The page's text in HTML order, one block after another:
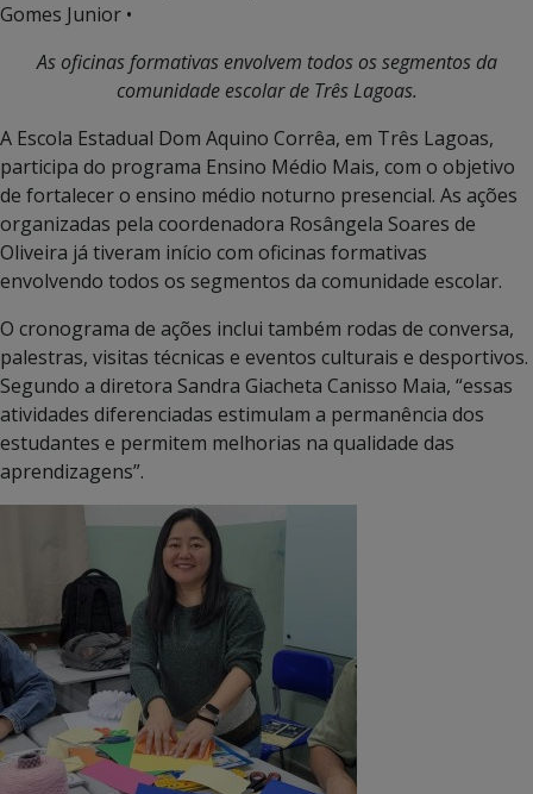
Gomes Junior •
As oficinas formativas envolvem todos os segmentos da
comunidade escolar de Três Lagoas.
A Escola Estadual Dom Aquino Corrêa, em Três Lagoas,
participa do programa Ensino Médio Mais, com o objetivo
de fortalecer o ensino médio noturno presencial. As ações
organizadas pela coordenadora Rosângela Soares de
Oliveira já tiveram início com oficinas formativas
envolvendo todos os segmentos da comunidade escolar.
O cronograma de ações inclui também rodas de conversa,
palestras, visitas técnicas e eventos culturais e desportivos.
Segundo a diretora Sandra Giacheta Canisso Maia, “essas
atividades diferenciadas estimulam a permanência dos
estudantes e permitem melhorias na qualidade das
aprendizagens”.